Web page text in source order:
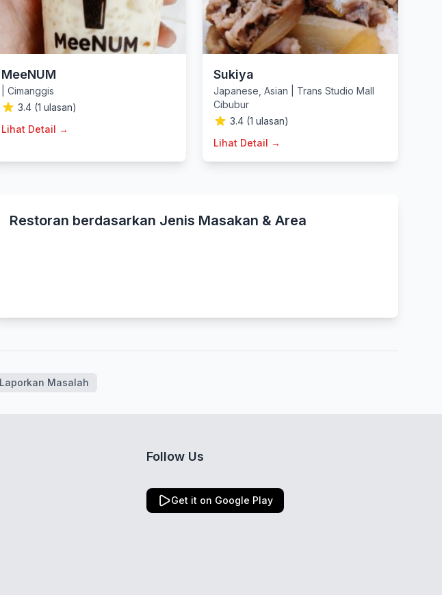
MeeNUM
Cimanggis
3.4 (1 ulasan)
Lihat Detail →
Sukiya
Japanese Asian
Trans Studio Mall
Cibubur
3.4 (1 ulasan)
Lihat Detail →
Restoran berdasarkan Jenis Masakan & Area
Laporkan Masalah
Follow Us
Get it on Google Play